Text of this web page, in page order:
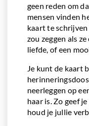
geen reden om
mensen vinden
kaart te
zou zeggen als
liefde, of een
Je kunt de kaart
neerleggen op
haar is. Zo geef
houd je jullie